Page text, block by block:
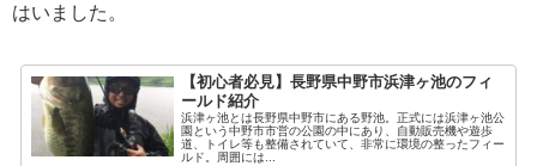
はいました。
【初心者必見】長野県中野市浜津ヶ池のフィ
ールド紹介
浜津ヶ池とは長野県中野市にある野池。正式には浜津ヶ池公
園という中野市市営の公園の中にあり、自動販売機や遊歩
道、トイレ等も整備されていて、非常に環境の整ったフィー
ルド。周囲には...